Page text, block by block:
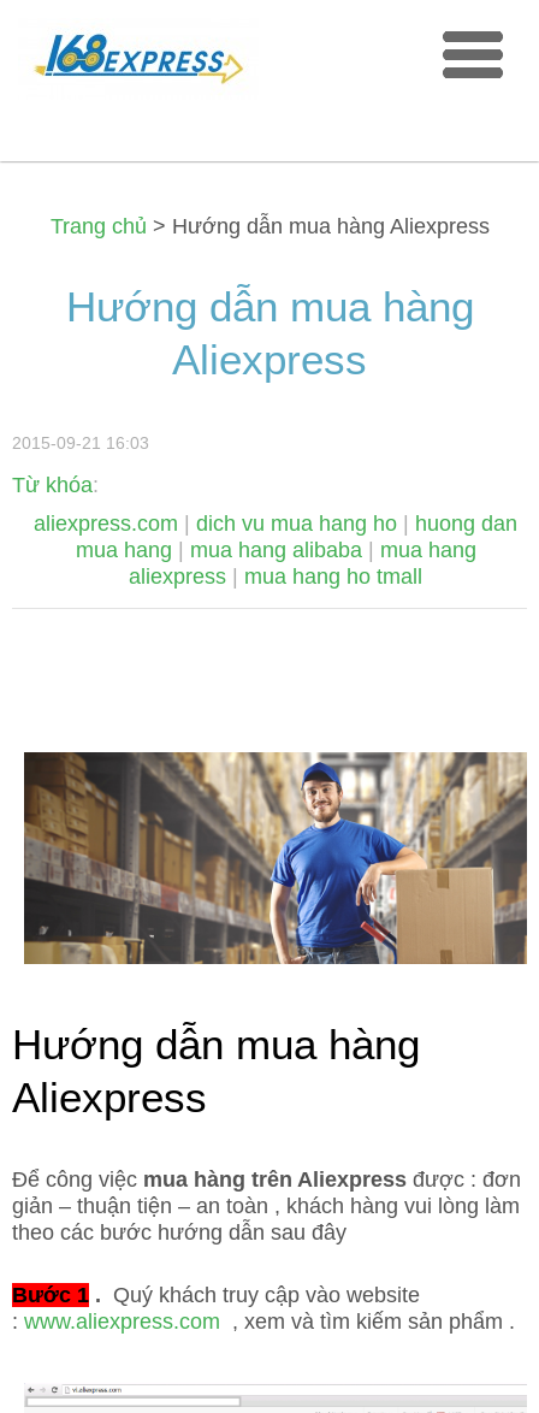
Trang chủ > Hướng dẫn mua hàng Aliexpress
Hướng dẫn mua hàng
Aliexpress
2015-09-21 16:03
Từ khóa:
aliexpress.com
dich vu mua hang ho
huong dan
mua hang
mua hang alibaba
mua hang
aliexpress
mua hang ho tmall
Hướng dẫn mua hàng
Aliexpress
Để công việc mua hàng trên Aliexpress được : đơn
giản – thuận tiện – an toàn , khách hàng vui lòng làm
theo các bước hướng dẫn sau đây
Bước 1 . Quý khách truy cập vào website
: www.aliexpress.com , xem và tìm kiếm sản phẩm .